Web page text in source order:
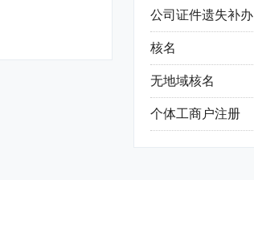
公司证件遗失补办
核名
无地域核名
个体工商户注册